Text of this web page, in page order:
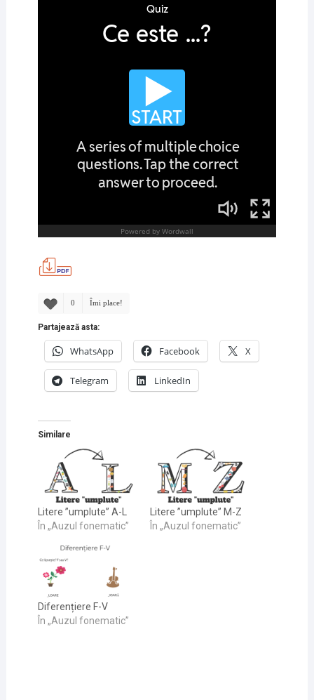
0 Îmi place!
Partajează asta:
WhatsApp Facebook X
Telegram LinkedIn
Similare
Litere ”umplute” A-L
În „Auzul fonematic”
Litere ”umplute” M-Z
În „Auzul fonematic”
Diferențiere F-V
În „Auzul fonematic”